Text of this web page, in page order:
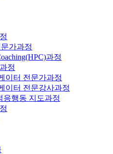
가과정
과정
정
이터 전문가과정
이터 전문강사과정
응행동 지도과정